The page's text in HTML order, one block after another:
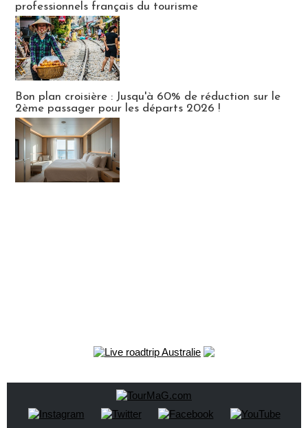
professionnels français du tourisme
Bon plan croisière : Jusqu'à 60% de réduction sur le
2ème passager pour les départs 2026 !